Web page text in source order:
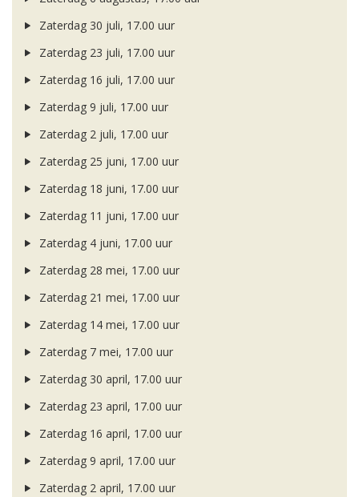
Zaterdag 30 juli, 17.00 uur
Zaterdag 23 juli, 17.00 uur
Zaterdag 16 juli, 17.00 uur
Zaterdag 9 juli, 17.00 uur
Zaterdag 2 juli, 17.00 uur
Zaterdag 25 juni, 17.00 uur
Zaterdag 18 juni, 17.00 uur
Zaterdag 11 juni, 17.00 uur
Zaterdag 4 juni, 17.00 uur
Zaterdag 28 mei, 17.00 uur
Zaterdag 21 mei, 17.00 uur
Zaterdag 14 mei, 17.00 uur
Zaterdag 7 mei, 17.00 uur
Zaterdag 30 april, 17.00 uur
Zaterdag 23 april, 17.00 uur
Zaterdag 16 april, 17.00 uur
Zaterdag 9 april, 17.00 uur
Zaterdag 2 april, 17.00 uur